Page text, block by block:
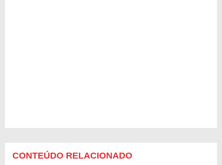
CONTEÚDO RELACIONADO